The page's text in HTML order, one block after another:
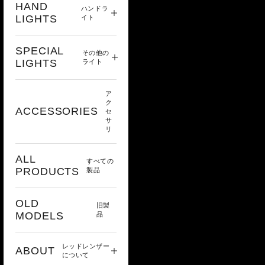
HAND
LIGHTS
ハンドラ
イト
SPECIAL
LIGHTS
その他の
ライト
ACCESSORIES
ア
ク
セ
サ
リ
ALL
PRODUCTS
すべての
製品
OLD
MODELS
旧製
品
ABOUT
レッドレンザー
について